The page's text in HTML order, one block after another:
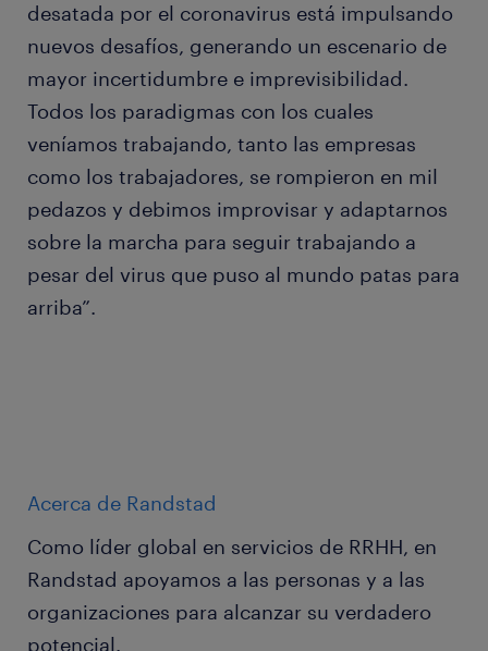
desatada por el coronavirus está impulsando
nuevos desafíos, generando un escenario de
mayor incertidumbre e imprevisibilidad.
Todos los paradigmas con los cuales
veníamos trabajando, tanto las empresas
como los trabajadores, se rompieron en mil
pedazos y debimos improvisar y adaptarnos
sobre la marcha para seguir trabajando a
pesar del virus que puso al mundo patas para
arriba”.
Acerca de Randstad
Como líder global en servicios de RRHH, en
Randstad apoyamos a las personas y a las
organizaciones para alcanzar su verdadero
potencial.